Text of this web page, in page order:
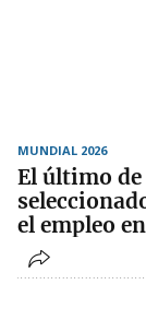
MUNDIAL 2026
El último de
el empleo